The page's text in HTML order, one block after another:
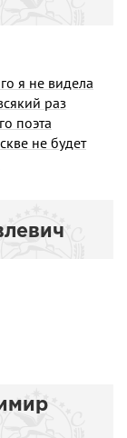
я не видела
раз
поэта
не будет